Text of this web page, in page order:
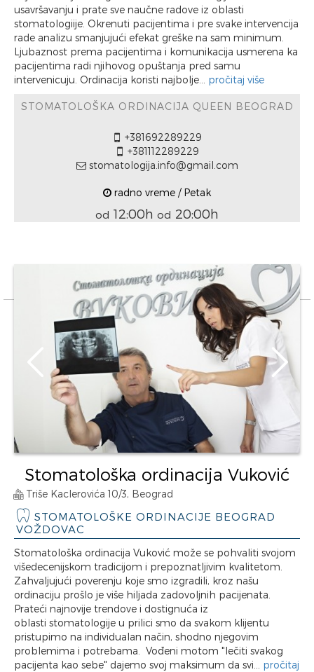
usavršavanju i prate sve naučne radove iz oblasti
stomatologiije. Okrenuti pacijentima i pre svake intervencija
rade analizu smanjujući efekat greške na sam minimum.
Ljubaznost prema pacijentima i komunikacija usmerena ka
pacijentima radi njihovog opuštanja pred samu
intervenicuju. Ordinacija koristi najbolje... pročitaj više
STOMATOLOŠKA ORDINACIJA QUEEN BEOGRAD
+381692289229
+381112289229
stomatologija.info@gmail.com
radno vreme / Petak
od 12:00h od 20:00h
Stomatološka ordinacija Vuković
Triše Kaclerovića 10/3, Beograd
STOMATOLOŠKE ORDINACIJE BEOGRAD
VOŽDOVAC
Stomatološka ordinacija Vuković može se pohvaliti svojom
višedecenijskom tradicijom i prepoznatljivim kvalitetom.
Zahvaljujući poverenju koje smo izgradili, kroz našu
ordinaciju prošlo je više hiljada zadovoljnih pacijenata.
Prateći najnovije trendove i dostignuća iz
oblasti stomatologije u prilici smo da svakom klijentu
pristupimo na individualan način, shodno njegovim
problemima i potrebama. Vođeni motom "lečiti svakog
pacijenta kao sebe" dajemo svoj maksimum da svi... pročitaj